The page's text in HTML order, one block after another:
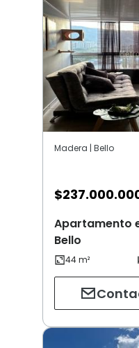
Madera | Bello
$
Apartamento
Bello